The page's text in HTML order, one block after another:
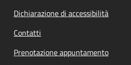
Dichiarazione di accessibilità
Contatti
Prenotazione appuntamento